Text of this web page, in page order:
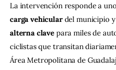
La intervención responde a
carga vehicular del municipio
alterna clave para miles de
ciclistas que transitan
Área Metropolitana de